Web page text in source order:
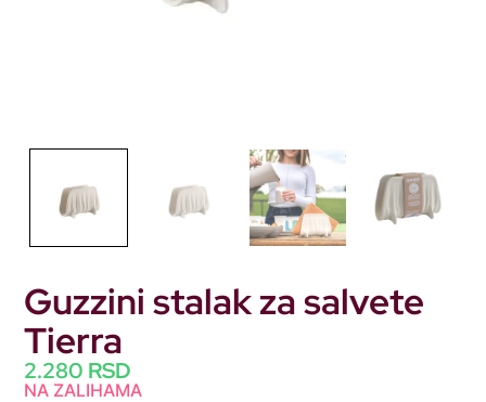
Guzzini stalak za salvete
Tierra
2.280 RSD
NA ZALIHAMA